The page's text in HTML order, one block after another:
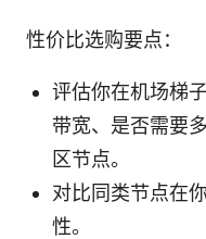
性价比选购要点：
评估你在机场梯
带宽、是否需要
区节点。
对比同类节点在
性。